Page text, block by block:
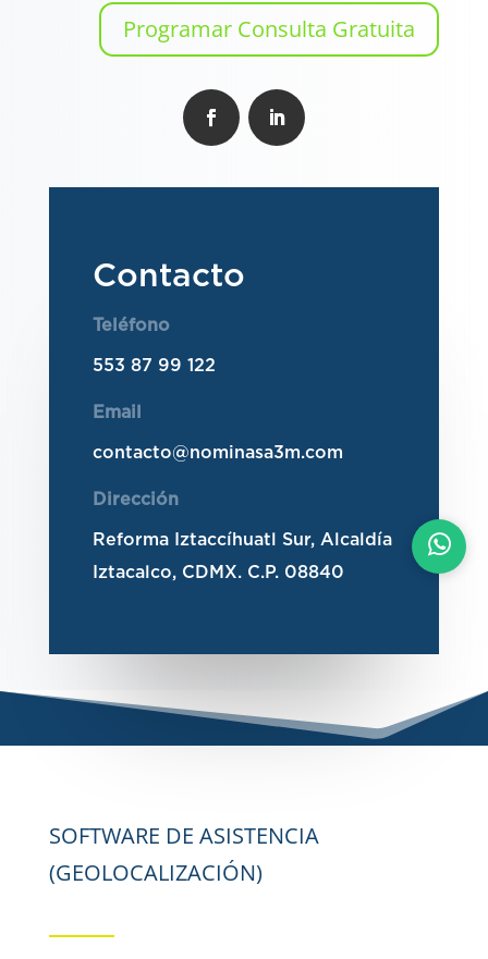
Programar Consulta Gratuita
Contacto
Teléfono
553 87 99 122
Email
contacto@nominasa3m.com
Dirección
Reforma Iztaccíhuatl Sur, Alcaldía
Iztacalco, CDMX. C.P. 08840
SOFTWARE DE ASISTENCIA
(GEOLOCALIZACIÓN)